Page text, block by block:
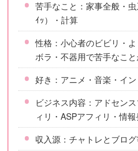
苦手なこと：家事全般・
ｲｯ）・計算
性格：小心者のビビリ・
ボラ・不器用で苦手なこ
好き：アニメ・音楽・イ
ビジネス内容：アドセン
ィリ・ASPアフィリ・情
収入源：チャトレとブロ